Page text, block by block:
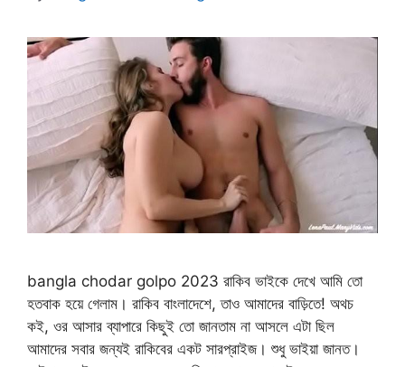
bangla chodar golpo 2023 রাকিব ভাইকে দেখে আমি তো
হতবাক হয়ে গেলাম। রাকিব বাংলাদেশে, তাও আমাদের বাড়িতে! অথচ
কই, ওর আসার ব্যাপারে কিছুই তো জানতাম না আসলে এটা ছিল
আমাদের সবার জন্যই রাকিবের একট সারপ্রাইজ। শুধু ভাইয়া জানত।